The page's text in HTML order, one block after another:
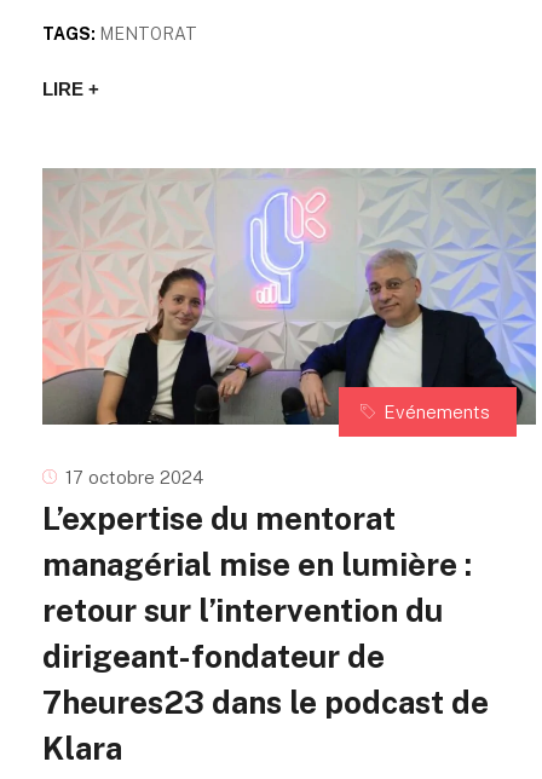
TAGS: MENTORAT
LIRE +
Evénements
17 octobre 2024
L’expertise du mentorat
managérial mise en lumière :
retour sur l’intervention du
dirigeant-fondateur de
7heures23 dans le podcast de
Klara